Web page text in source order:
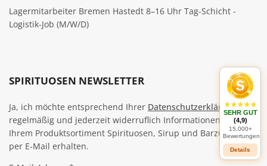
Lagermitarbeiter Bremen Hastedt 8–16 Uhr Tag-Schicht -
Logistik-Job (M/W/D)
SPIRITUOSEN NEWSLETTER
Ja, ich möchte entsprechend Ihrer Datenschutzerklärung
regelmäßig und jederzeit widerruflich Informationen zu
Ihrem Produktsortiment Spirituosen, Sirup und Barzubehör
per E-Mail erhalten.
SEHR GUT
(4,9)
15.000+
Bewertungen
Details